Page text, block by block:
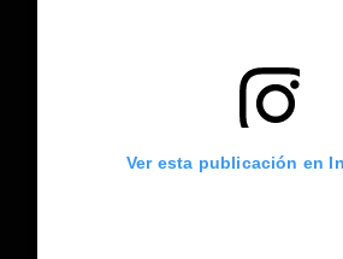
Ver esta publicación en